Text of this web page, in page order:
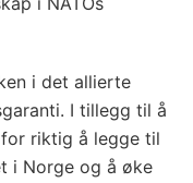
i det allierte
I tillegg til å
riktig å legge til
i Norge og å øke